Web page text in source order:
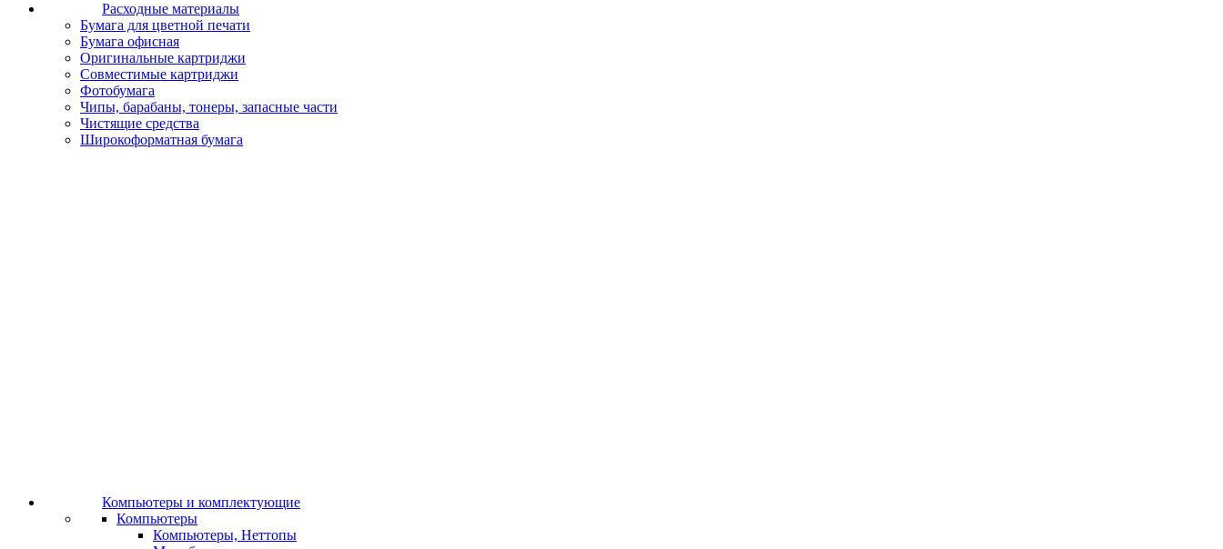
Расходные материалы
Бумага для цветной печати
Бумага офисная
Оригинальные картриджи
Совместимые картриджи
Фотобумага
Чипы, барабаны, тонеры, запасные части
Чистящие средства
Широкоформатная бумага
Компьютеры и комплектующие
Компьютеры
Компьютеры, Неттопы